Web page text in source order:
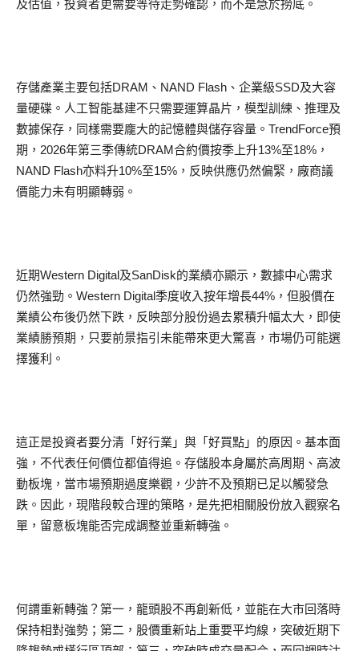
及估值，投資者更需要等待走勢確認，而不是急於撈底。
存儲產業主要包括DRAM、NAND Flash、企業級SSD及大容
量硬碟。人工智能基建不只需要運算晶片，模型訓練、推理及
數據保存，同樣需要龐大的記憶體與儲存容量。TrendForce預
期，2026年第三季傳統DRAM合約價按季上升13%至18%，
NAND Flash亦料升10%至15%，反映供應仍然偏緊，廠商議
價能力未有明顯轉弱。
近期Western Digital及SanDisk的業績亦顯示，數據中心需求
仍然強勁。Western Digital季度收入按年增長44%，但股價在
業績公布後仍然下跌，反映部分股份過去累積升幅太大，即使
業績勝預期，只要前景指引未能帶來更大驚喜，市場仍可能選
擇獲利。
這正是投資者要分清「好行業」與「好買點」的原因。基本面
強，不代表任何價位都值得追。存儲股本身屬於高周期、高波
動板塊，當市場預期過度樂觀，少許不及預期已足以觸發急
跌。因此，現階段較合理的策略，是先把相關股份放入觀察名
單，留意板塊能否完成調整並重新轉強。
何謂重新轉強？第一，龍頭股不再創新低，並能在大市回落時
保持相對強勢；第二，股價重新站上重要平均線，突破近期下